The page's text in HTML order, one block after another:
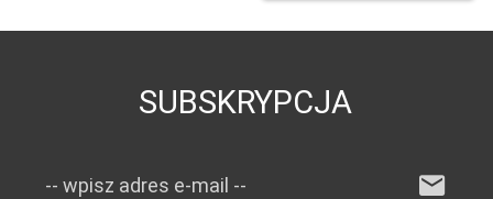
SUBSKRYPCJA
-- wpisz adres e-mail --